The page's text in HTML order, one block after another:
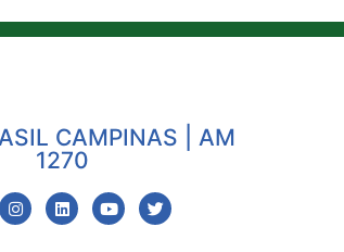
CAMPINAS | AM
1270